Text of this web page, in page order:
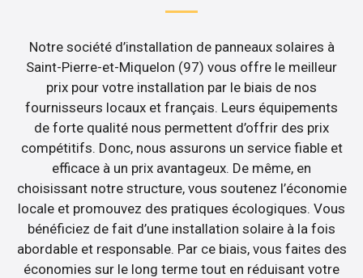
Notre société d’installation de panneaux solaires à
Saint-Pierre-et-Miquelon (97) vous offre le meilleur
prix pour votre installation par le biais de nos
fournisseurs locaux et français. Leurs équipements
de forte qualité nous permettent d’offrir des prix
compétitifs. Donc, nous assurons un service fiable et
efficace à un prix avantageux. De même, en
choisissant notre structure, vous soutenez l’économie
locale et promouvez des pratiques écologiques. Vous
bénéficiez de fait d’une installation solaire à la fois
abordable et responsable. Par ce biais, vous faites des
économies sur le long terme tout en réduisant votre